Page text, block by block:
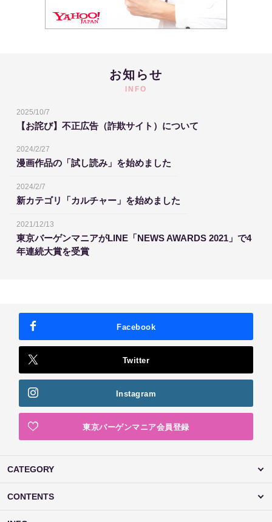
お知らせ
INFO
2025/10/7
【お詫び】不正広告（詐欺サイト）について
2024/2/27
漫画作品の「試し読み」を始めました
2024/2/7
新カテゴリ「カルチャー」を始めました
2021/12/13
東京バーゲンマニアがLINE「NEWS AWARDS 2021」で4
年連続大賞を受賞
Facebook
Twitter
Instagram
東京バーゲンマニア会員登録
CATEGORY
CONTENTS